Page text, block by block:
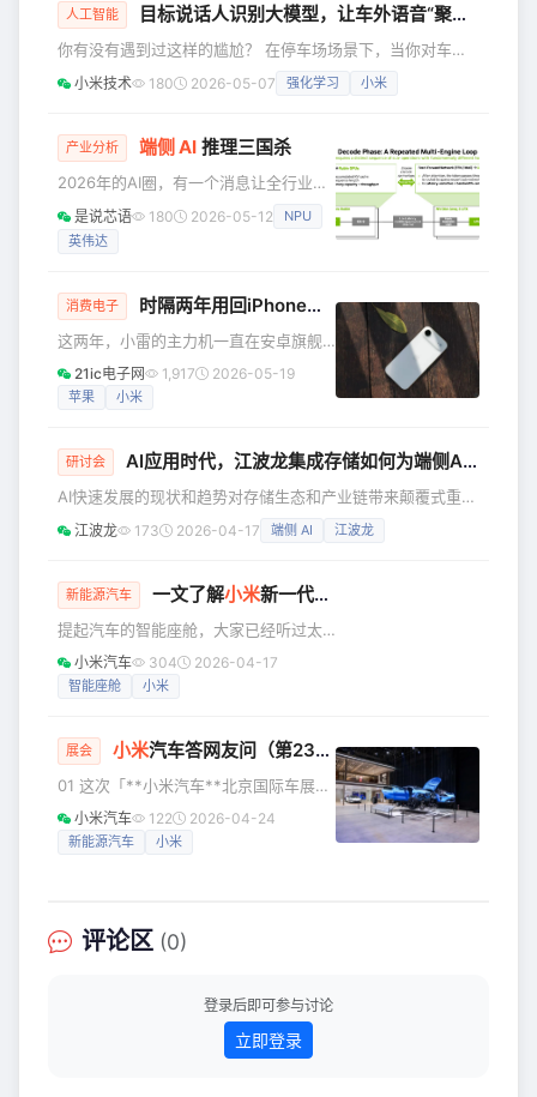
离开了拍摄地点，视频消除技术可以挽
救你的不完美视频。 在实际研发视频消
除任务的过程中，我们发现了一个普遍
存在的问题：现有的方法大多在理想条
比论文里的测试场景复杂——模型识别
的掩码边缘不够
人工智能 目标说话人识别大模型，让车外语音“聚精会神”听懂你
你有没有遇到过这样的尴尬？ 在停车场场景下，当你对车辆
说出 “小爱同学，锁车” 时，若旁边路人随口发出类似 “关闭”
态与环境噪声影响，指令也可能出现识别不完整、响应不及时
的情况。 这些问题表面看是“车外太吵”，本质上其实是一个更
难的技术挑战——“鸡尾酒会”**场景下的目标说话人语音识
小米技术 180 2026-05-07 强化学习 小米
产业分析 端侧 AI 推理三国杀
2026年的AI圈，有一个消息让全行业震
动：英伟达豪掷200亿美金收购Groq，
坚定押注HBM+LPU的协同路线，试图
境——AI快用不起了！智谱、Anthropic
等大模型机构密集涨价、调整计费模
式，背后的核心症结，正是端侧AI推理
的底层架构瓶颈。 如今，全球端侧AI推
理赛道已经悄然分成了三条截然不同的
是说芯语 180 2026-05-12
NPU
英伟达
消费电子 时隔两年用回iPhone，我震惊了！
这两年，小雷的主力机一直在安卓旗舰
之间切换，从小米、OPPO到vivo、荣
耀，几乎每一代旗舰都摸过一遍，而最
最近又决定用回iPhone，倒也不是对安
价格确实香（到手5099元），加上也快
三年没有正经用过iPhone了，怪想念
里的那一刻，我
21ic电子网 1,917 2026-05-19
苹果 小米
研讨会 AI应用时代，江波龙集成存储如何为端侧AI创造价值？
AI快速发展的现状和趋势对存储生态和产业链带来颠覆式重
构，存储原厂将资源专注到AI云端市场，消费类电子市场出现
化；实现端侧AI存储不是单一标准存储，而是综合工程的集成
法、材料工程、封测制造全链条能力，创新推出TCM（存储
技术合约制造）
江波龙 173 2026-04-17 端侧 AI 江波龙
新能源汽车 一文了解小米新一代SU7智能座舱：为什么它更聪明、更好玩，也更懂你
提起汽车的智能座舱，大家已经听过太
多“参数”和“能力”。 但对真正每天用车的
人来说，更在意的往往是：它是否真的
SU7 不仅能陪你聊天、帮你规划行程，
操作愈发顺手自然。 如果用一句话来总
结，这次升级带来的核心感受就是：更
聪明、更贴心、更有生活感。 01 小爱更
小米汽车 304 2026-04-17
智能座舱 小米
展会 小米汽车答网友问（第237集）
01 这次「**小米汽车**北京国际车展专
场发布会」，会发布哪些新信息？ 明天
（4月24日）上午9点，雷总将在现场主
Turismo 的国内车展首秀，以及公布小
米 YU7 相关最新信息。发布会结束之
迎大家锁定小米官方账号直播动态，咱
小米汽车 122 2026-04-24
新能源汽车 小米
评论区 (0)
登录后即可参与讨论
立即登录